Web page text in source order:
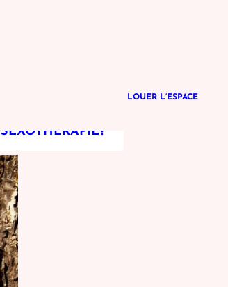
L’ACCOMPAGNEMENT
SEXOTHÉRAPIE?
LOUER L’ESPACE